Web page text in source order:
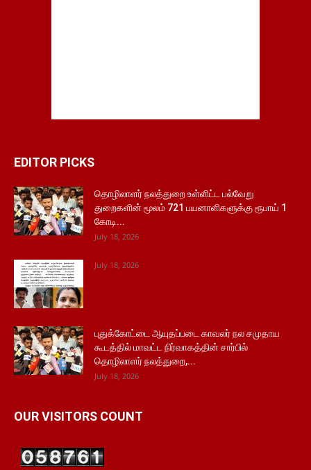
EDITOR PICKS
தொழிலாளர் நலத்துறை உள்ளிட்ட பல்வேறு
துறைகளின் மூலம் 721 பயனாளிகளுக்கு ரூபாய் 1
கோடி...
July 18, 2026
July 18, 2026
புதுக்கோட்டை ஆயுதப்படை காவலர் நல சமுதாய
கூடத்தில் மாவட்ட நிர்வாகத்தின் சார்பில்
தொழிலாளர் நலத்துறை,...
July 18, 2026
OUR VISITORS COUNT